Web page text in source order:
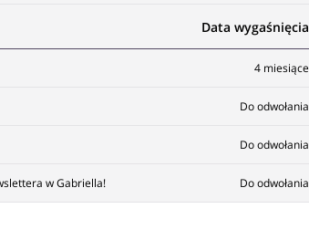
Data wygaśnięcia
4 miesiące
Do odwołania
Do odwołania
w Gabriella! Do odwołania